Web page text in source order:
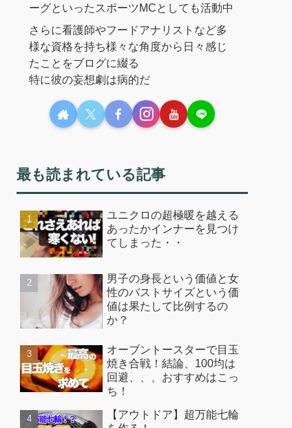
ーグといったスポーツMCとしても活動中
さらに看護師やフードアナリストなど多
様な資格を持ち様々な角度から日々感じ
たことをブログに綴る
特に彼の妄想劇は病的だ
最も読まれている記事
ユニクロの超極暖を越える
あったかインナーを見つけ
てしまった・・
男子の身長という価値と女
性のバストサイズという価
値は果たして比例するの
か？
オーブントースターで目玉
焼き合戦！結論、100均は
回避、、、おすすめはこっ
ち！
【アウトドア】超万能七輪